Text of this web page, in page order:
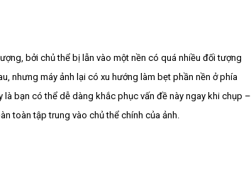
bởi chủ thể bị lẫn vào một nền có quá nhiều đối tượng
nhưng máy ảnh lại có xu hướng làm bẹt phần nền ở phía
bạn có thể dễ dàng khắc phục vấn đề này ngay khi chụp –
toàn tập trung vào chủ thể chính của ảnh.